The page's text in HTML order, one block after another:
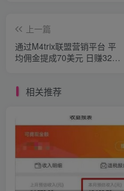
上一篇
通过M4trix联盟营销平台 平
均佣金提成70美元 日赚320
相关推荐